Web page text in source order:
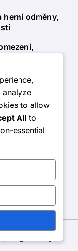
herní odměny,
pro
Proces
analyze
to allow
All to
essential